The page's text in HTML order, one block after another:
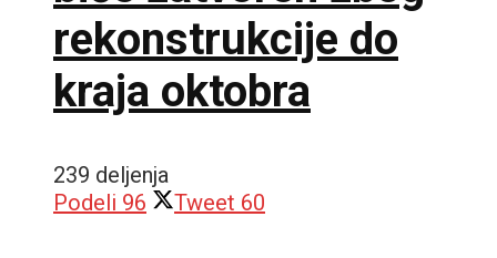
rekonstrukcije do
kraja oktobra
239 deljenja
Podeli 96 Tweet 60